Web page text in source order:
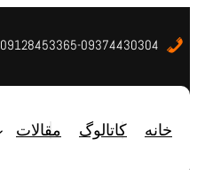
09128453365-09374430304
خانه کاتالوگ مقالات